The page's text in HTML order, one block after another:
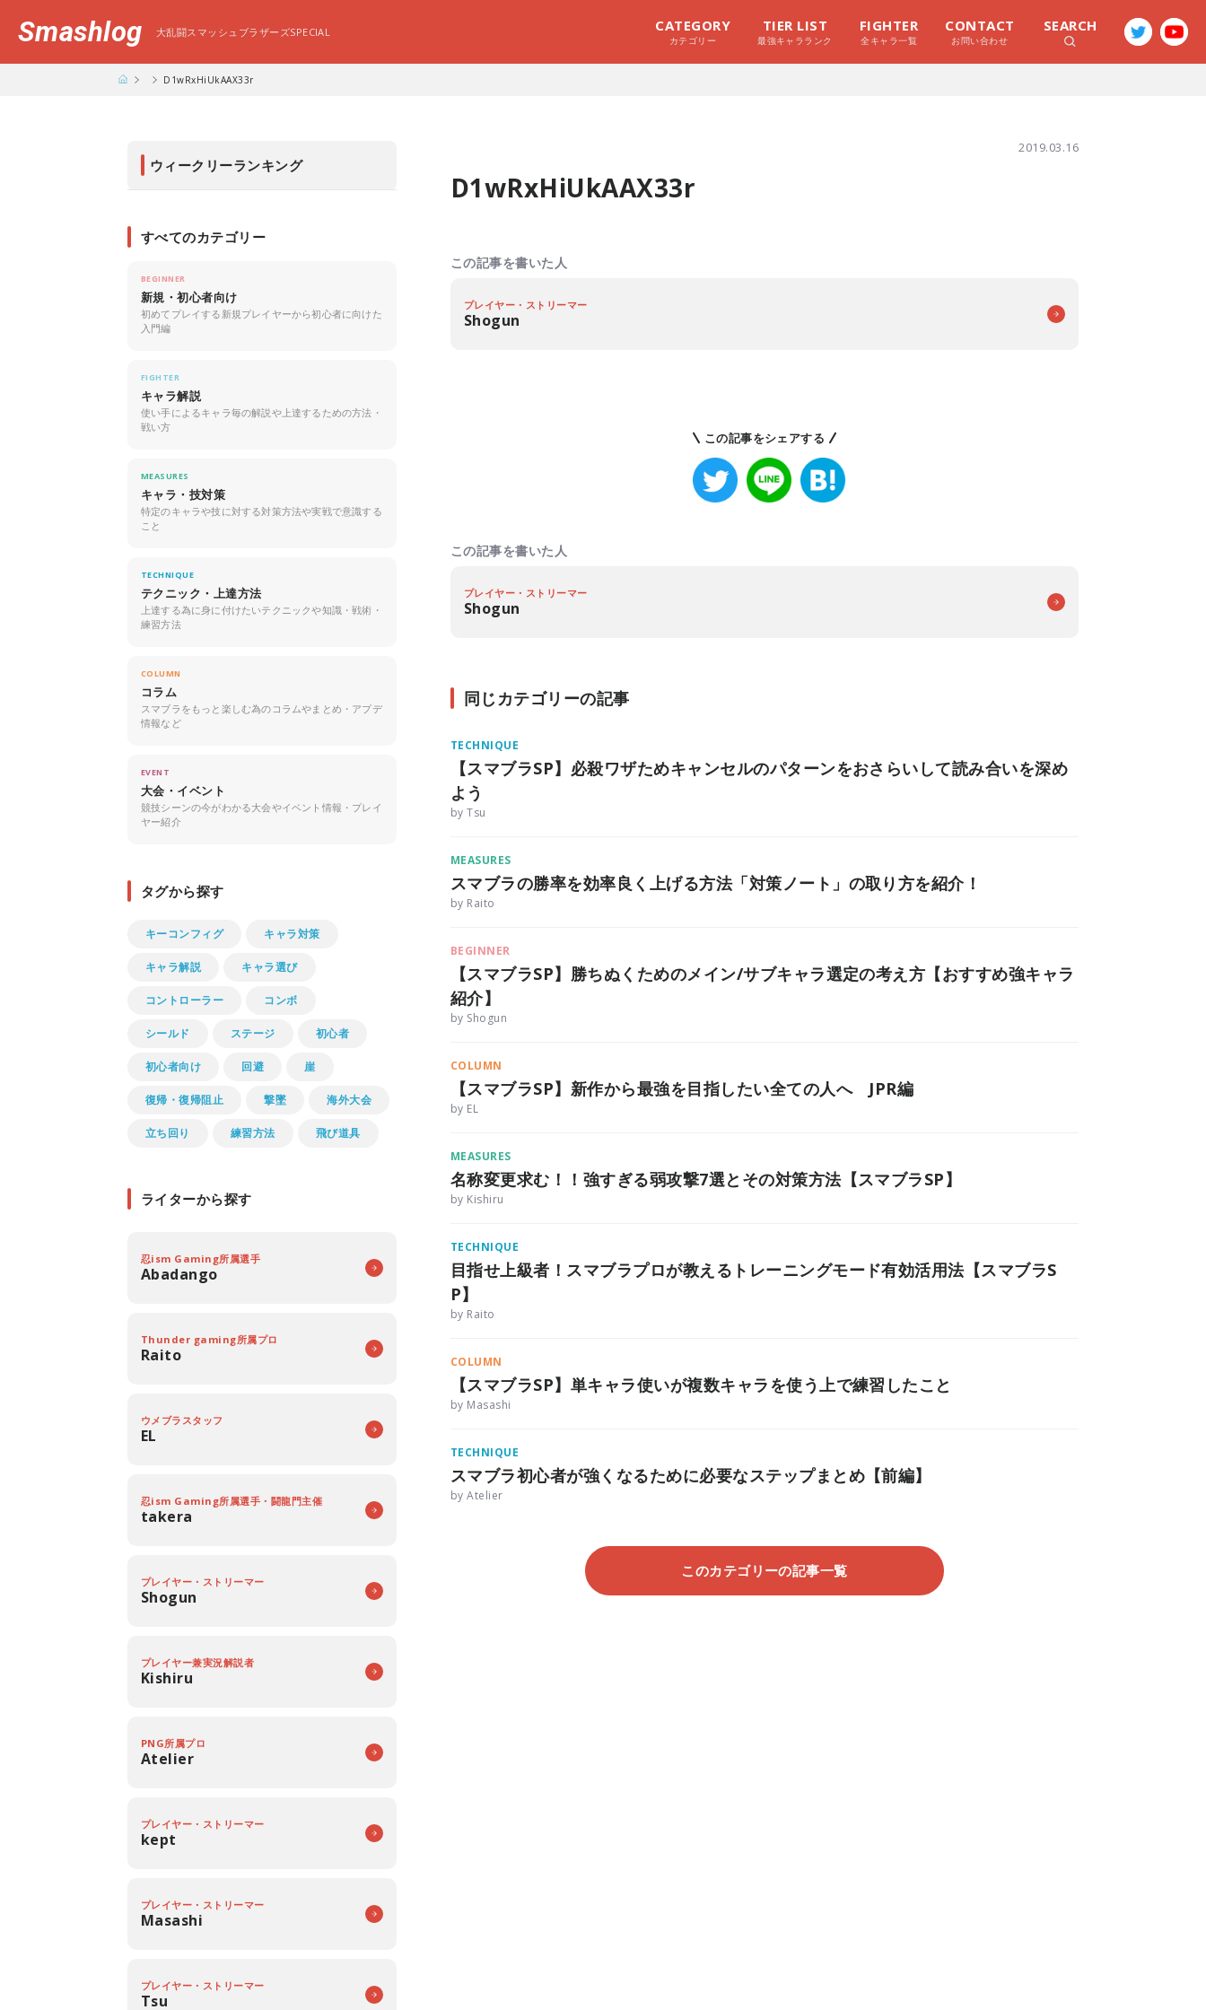
Smashlog 大乱闘スマッシュブラザーズSPECIAL CATEGORY
カテゴリー
TIER LIST
最強キャラランク
FIGHTER
全キャラ一覧
CONTACT
お問い合わせ
SEARCH
D1wRxHiUkAAX33r
2019.03.16
D1wRxHiUkAAX33r
この記事を書いた人
プレイヤー・ストリーマー
Shogun
この記事をシェアする
この記事を書いた人
プレイヤー・ストリーマー
Shogun
同じカテゴリーの記事
TECHNIQUE
【スマブラSP】必殺ワザためキャンセルのパターンをおさらいして読み合いを深め
よう
by Tsu
MEASURES
スマブラの勝率を効率良く上げる方法「対策ノート」の取り方を紹介！
by Raito
BEGINNER
【スマブラSP】勝ちぬくためのメイン/サブキャラ選定の考え方【おすすめ強キャラ
紹介】
by Shogun
COLUMN
【スマブラSP】新作から最強を目指したい全ての人へ JPR編
by EL
MEASURES
名称変更求む！！強すぎる弱攻撃7選とその対策方法【スマブラSP】
by Kishiru
TECHNIQUE
目指せ上級者！スマブラプロが教えるトレーニングモード有効活用法【スマブラS
P】
by Raito
COLUMN
【スマブラSP】単キャラ使いが複数キャラを使う上で練習したこと
by Masashi
TECHNIQUE
スマブラ初心者が強くなるために必要なステップまとめ【前編】
by Atelier
このカテゴリーの記事一覧
ウィークリーランキング
すべてのカテゴリー
BEGINNER
新規・初心者向け
初めてプレイする新規プレイヤーから初心者に向けた
入門編
FIGHTER
キャラ解説
使い手によるキャラ毎の解説や上達するための方法・
戦い方
MEASURES
キャラ・技対策
特定のキャラや技に対する対策方法や実戦で意識する
こと
TECHNIQUE
テクニック・上達方法
上達する為に身に付けたいテクニックや知識・戦術・
練習方法
COLUMN
コラム
スマブラをもっと楽しむ為のコラムやまとめ・アプデ
情報など
EVENT
大会・イベント
競技シーンの今がわかる大会やイベント情報・プレイ
ヤー紹介
タグから探す
キーコンフィグ キャラ対策
キャラ解説 キャラ選び
コントローラー コンボ
シールド ステージ 初心者
初心者向け 回避 崖
復帰・復帰阻止 撃墜 海外大会
立ち回り 練習方法 飛び道具
ライターから探す
忍ism Gaming所属選手
Abadango
Thunder gaming所属プロ
Raito
ウメブラスタッフ
EL
忍ism Gaming所属選手・闘龍門主催
takera
プレイヤー・ストリーマー
Shogun
プレイヤー兼実況解説者
Kishiru
PNG所属プロ
Atelier
プレイヤー・ストリーマー
kept
プレイヤー・ストリーマー
Masashi
プレイヤー・ストリーマー
Tsu